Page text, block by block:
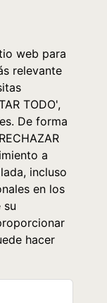
web para
relevante
TODO',
De forma
a
incluso
en los
su
hacer